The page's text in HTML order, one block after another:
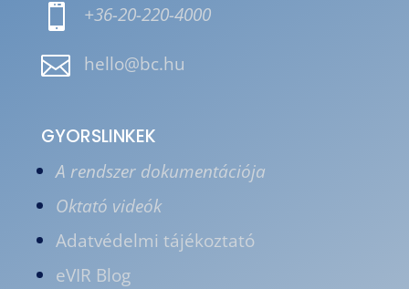
 +36-20-220-4000
 hello@bc.hu
GYORSLINKEK
A rendszer dokumentációja
Oktató videók
Adatvédelmi tájékoztató
eVIR Blog